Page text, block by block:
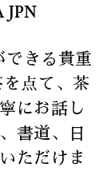
できる貴重
点て、茶
にお話し
書道、日
ただけま